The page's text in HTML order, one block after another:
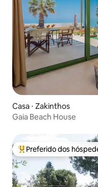
Casa ⋅ Zakinthos
Gaia Beach House
Entre os melhores
Preferido dos